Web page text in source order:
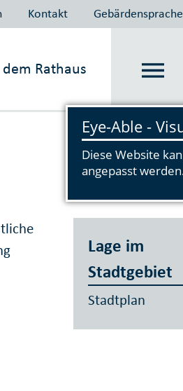
Kontakt Gebärdensprache
Rathaus
Vorlesen
Lage im
Stadtgebiet
Stadtplan